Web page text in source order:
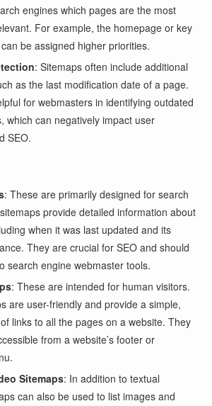
engines which pages are the most
For example, the homepage or key
be assigned higher priorities.
: Sitemaps often include additional
as the last modification date of a page.
for webmasters in identifying outdated
which can negatively impact user
SEO.
: These are primarily designed for search
provide detailed information about
when it was last updated and its
They are crucial for SEO and should
search engine webmaster tools.
: These are intended for human visitors.
are user-friendly and provide a simple,
links to all the pages on a website. They
from a website’s footer or
Sitemaps: In addition to textual
can also be used to list images and